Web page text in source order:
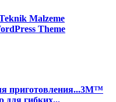
Malzeme
Theme
приготовления...3M™